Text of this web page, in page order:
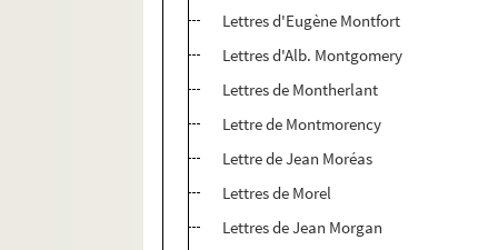
Lettres d'Eugène Montfort
Lettres d'Alb. Montgomery
Lettres de Montherlant
Lettre de Montmorency
Lettre de Jean Moréas
Lettres de Morel
Lettres de Jean Morgan